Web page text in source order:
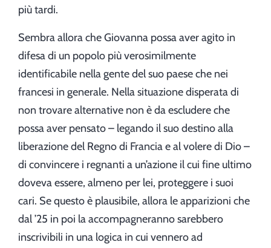
più tardi.
Sembra allora che Giovanna possa aver agito in
difesa di un popolo più verosimilmente
identificabile nella gente del suo paese che nei
francesi in generale. Nella situazione disperata di
non trovare alternative non è da escludere che
possa aver pensato – legando il suo destino alla
liberazione del Regno di Francia e al volere di Dio –
di convincere i regnanti a un’azione il cui fine ultimo
doveva essere, almeno per lei, proteggere i suoi
cari. Se questo è plausibile, allora le apparizioni che
dal ’25 in poi la accompagneranno sarebbero
inscrivibili in una logica in cui vennero ad